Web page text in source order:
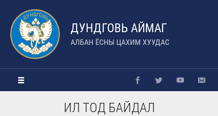
ДУНДГОВЬ АЙМАГ
АЛБАН ЁСНЫ ЦАХИМ ХУУДАС
ИЛ ТОД БАЙДАЛ